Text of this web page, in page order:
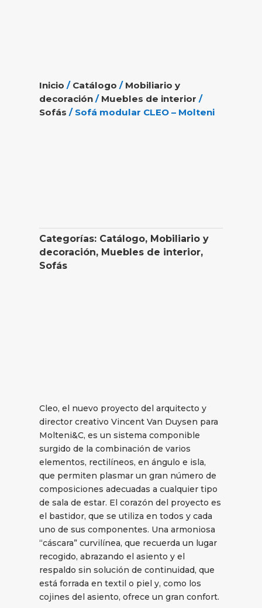
Inicio / Catálogo / Mobiliario y
decoración / Muebles de interior /
Sofás / Sofá modular CLEO – Molteni
Categorías: Catálogo, Mobiliario y
decoración, Muebles de interior,
Sofás
Cleo, el nuevo proyecto del arquitecto y
director creativo Vincent Van Duysen para
Molteni&C, es un sistema componible
surgido de la combinación de varios
elementos, rectilíneos, en ángulo e isla,
que permiten plasmar un gran número de
composiciones adecuadas a cualquier tipo
de sala de estar. El corazón del proyecto es
el bastidor, que se utiliza en todos y cada
uno de sus componentes. Una armoniosa
“cáscara” curvilínea, que recuerda un lugar
recogido, abrazando el asiento y el
respaldo sin solución de continuidad, que
está forrada en textil o piel y, como los
cojines del asiento, ofrece un gran confort.